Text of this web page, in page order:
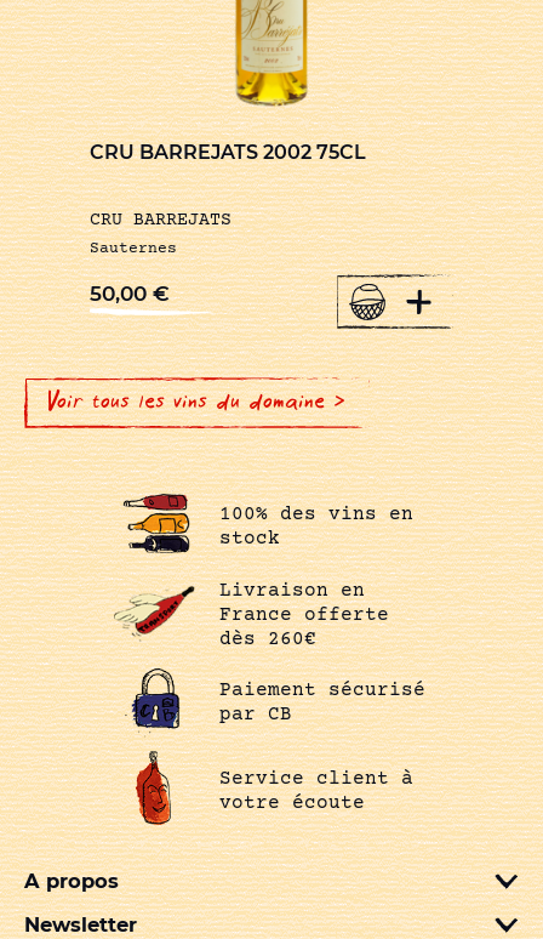
CRU BARREJATS 2002 75CL
CRU BARREJATS
Sauternes
50,00€ +
Voir tous les vins du domaine >
100% des vins en
stock
Livraison en
France offerte
dès 260€
Paiement sécurisé
par CB
Service client à
votre écoute
A propos
Newsletter